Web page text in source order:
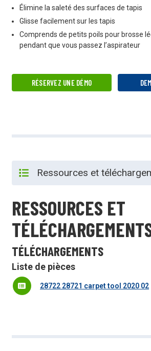
Élimine la saleté des surfaces de tapis
Glisse facilement sur les tapis
Comprends de petits poils pour brosse
pendant que vous passez l’aspirateur
RÉSERVEZ UNE DÉMO
RESSOURCES ET
TÉLÉCHARGEMENTS
Liste de pièces
28722 28721 carpet tool 2020 02